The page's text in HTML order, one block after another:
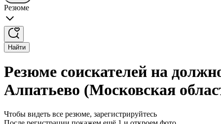
Резюме
Найти
Резюме соискателей на
Алпатьево (Московская
Чтобы видеть все резюме, зарегистрируйтесь